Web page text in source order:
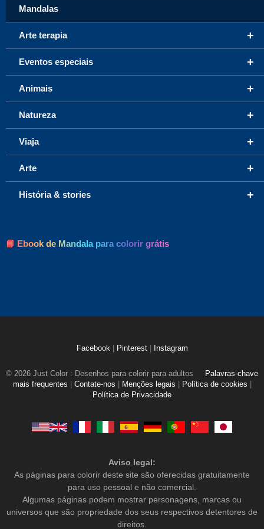
Mandalas
+
Arte terapia
+
Eventos especiais
+
Animais
+
Natureza
+
Viaja
+
Arte
+
História & stories
📘 Ebook de Mandala para colorir grátis
Facebook Pinterest Instagram
© 2026 Just Color : Desenhos para colorir para adultos
Palavras-chave
mais frequentes
Contate-nos Menções legais Política de cookies
Política de Privacidade
Aviso legal:
As páginas para colorir deste site são oferecidas gratuitamente
para uso pessoal e não comercial.
Algumas páginas podem mostrar personagens, marcas ou
universos que são propriedade dos seus respectivos detentores de
direitos.